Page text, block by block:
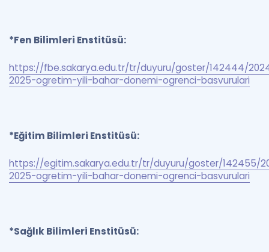
*Fen Bilimleri Enstitüsü:
https://fbe.sakarya.edu.tr/tr/duyuru/goster/142444/
2025-ogretim-yili-bahar-donemi-ogrenci-basvurulari
*Eğitim Bilimleri Enstitüsü:
https://egitim.sakarya.edu.tr/tr/duyuru/goster/142455/
2025-ogretim-yili-bahar-donemi-ogrenci-basvurulari
*Sağlık Bilimleri Enstitüsü: